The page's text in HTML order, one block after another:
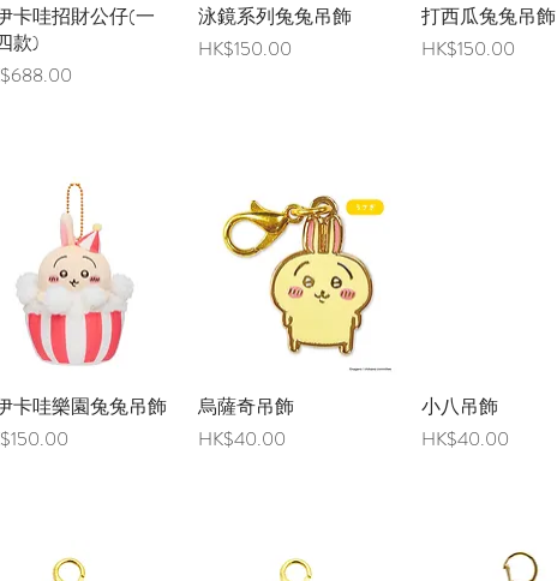
快速瀏覽
卡哇招財公仔(一
款)
快速瀏覽
泳鏡系列兔兔吊飾
價格
HK$150.00
快速瀏覽
打西瓜兔兔吊飾
價格
HK$150.00
快速瀏覽
卡哇樂園兔兔吊飾
快速瀏覽
烏薩奇吊飾
價格
HK$40.00
快速瀏覽
小八吊飾
價格
HK$40.00